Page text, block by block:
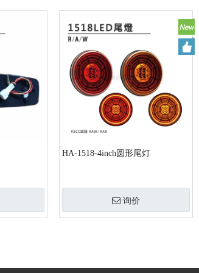
HA-1518-4inch圆形尾灯
询价